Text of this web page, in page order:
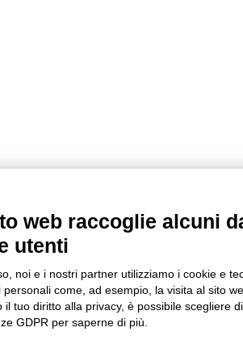
web raccoglie alcuni
utenti
noi e i nostri partner utilizziamo i cookie e
come, ad esempio, la visita al sito
il tuo diritto alla privacy, è possibile scegliere
GDPR per saperne di più.